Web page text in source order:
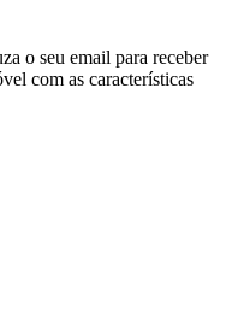
o seu email para receber
com as características